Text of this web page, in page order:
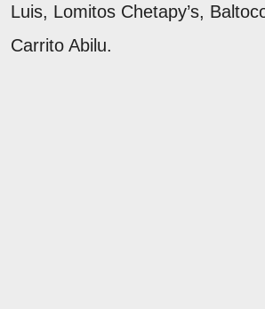
Luis, Lomitos Chetapy’s,
Carrito Abilu.